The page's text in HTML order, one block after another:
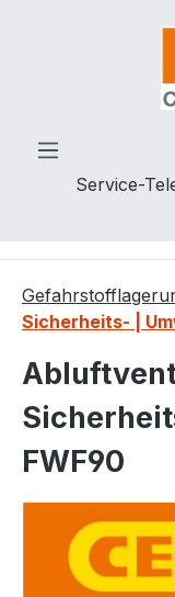
Zum Hauptinhalt
Service-
Sicherheits- |
FWF90